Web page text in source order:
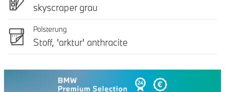
skyscraper grau
Polsterung
Stoff, 'arktur' anthracite